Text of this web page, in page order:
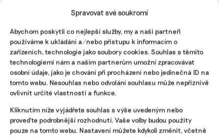
Spravovat své soukromí
Abychom poskytli co nejlepší služby, my a naši partneři
používáme k ukládání a/nebo přístupu k informacím o
zařízeních, technologie jako soubory cookies. Souhlas s těmito
technologiemi nám a našim partnerům umožní zpracovávat
osobní údaje, jako je chování při procházení nebo jedinečná ID na
tomto webu. Nesouhlas nebo odvolání souhlasu může nepříznivě
ovlivnit určité vlastnosti a funkce.
Kliknutím níže vyjádřete souhlas s výše uvedeným nebo
proveďte podrobnější rozhodnutí. Vaše volby budou použity
pouze na tomto webu. Nastavení můžete kdykoli změnit, včetně
velkou skupinu firem. Ale již dnes dopadá na celé
české společnosti? Jak se budou výstupy auditovat? A
jakým způsobem nejlépe ESG komunikovat?
ČTK 07. října 2024 ESG, Komerční sdělení | ČTK meetup ,
konference